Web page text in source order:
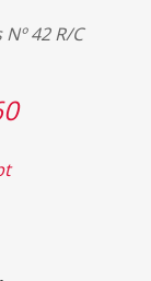
42 R/C